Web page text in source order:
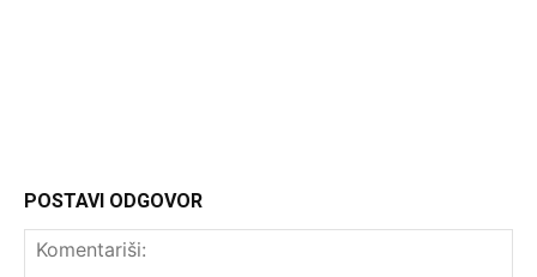
POSTAVI ODGOVOR